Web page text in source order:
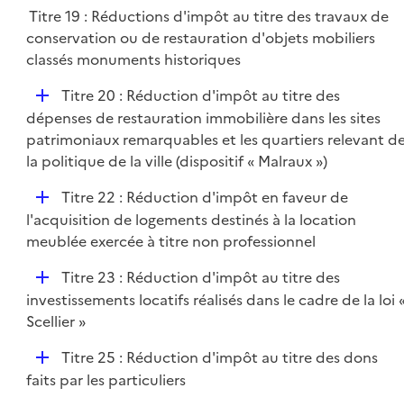
i
e
r
Titre 19 : Réductions d'impôt au titre des travaux de
conservation ou de restauration d'objets mobiliers
classés monuments historiques
D
é
p
l
r
Titre 20 : Réduction d'impôt au titre des
dépenses de restauration immobilière dans les sites
patrimoniaux remarquables et les quartiers relevant
la politique de la ville (dispositif « Malraux »)
D
é
p
e
r
Titre 22 : Réduction d'impôt en faveur de
l'acquisition de logements destinés à la location
meublée exercée à titre non professionnel
D
é
p
e
Titre 23 : Réduction d'impôt au titre des
investissements locatifs réalisés dans le cadre de la loi
Scellier »
D
é
Titre 25 : Réduction d'impôt au titre des dons
faits par les particuliers